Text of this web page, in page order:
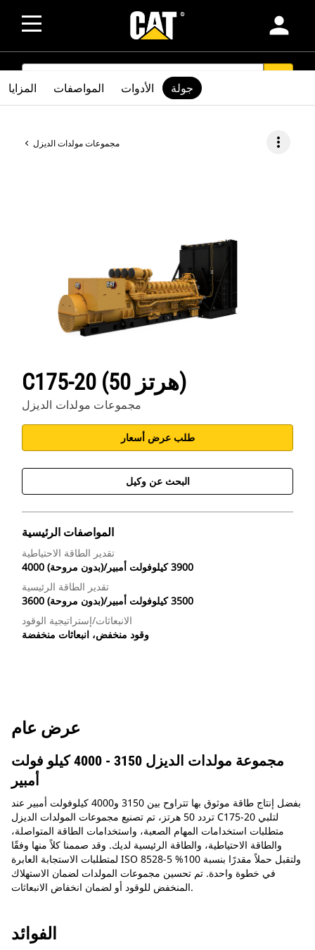
person
SEARCH
مجموعات مولدات الديزل more_vert
C175-20 (50 هرتز)
مجموعات مولدات الديزل
طلب عرض أسعار
البحث عن وكيل
المواصفات الرئيسية
تقدير الطاقة الاحتياطية
4000 (بدون مروحة)/3900 كيلوفولت أمبير
تقدير الطاقة الرئيسية
3600 (بدون مروحة)/3500 كيلوفولت أمبير
الانبعاثات/إستراتيجية الوقود
وقود منخفض، انبعاثات منخفضة
المزايا المواصفات الأدوات جولة
عرض عام
مجموعة مولدات الديزل 3150 - 4000 كيلو فولت
أمبير
بفضل إنتاج طاقة موثوق بها تتراوح بين 3150 و4000 كيلوفولت أمبير عند
تردد 50 هرتز، تم تصنيع مجموعات المولدات الديزل C175-20 لتلبي
متطلبات استخدامات المهام الصعبة، واستخدامات الطاقة المتواصلة،
والطاقة الاحتياطية، والطاقة الرئيسية لديك. وقد صممنا كلاً منها وفقًا
لمتطلبات الاستجابة العابرة ISO 8528-5 ولتقبل حملاً مقدرًا بنسبة 100%
في خطوة واحدة. تم تحسين مجموعات المولدات لضمان الاستهلاك
المنخفض للوقود أو لضمان انخفاض الانبعاثات.
الفوائد